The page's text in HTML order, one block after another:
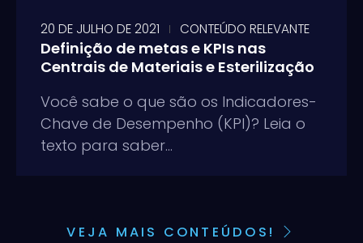
20 DE JULHO DE 2021 CONTEÚDO RELEVANTE
Definição de metas e KPIs nas
Centrais de Materiais e Esterilização
Você sabe o que são os Indicadores-
Chave de Desempenho (KPI)? Leia o
texto para saber...
VEJA MAIS CONTEÚDOS!